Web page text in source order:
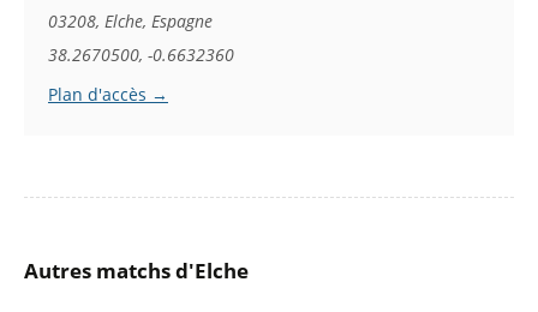
03208, Elche, Espagne
38.2670500, -0.6632360
Plan d'accès →
Autres matchs d'Elche